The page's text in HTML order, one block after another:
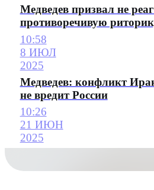
Медведев призвал не
противоречивую
10:58
8 ИЮЛ
2025
Медведев: конфликт
не вредит России
10:26
21 ИЮН
2025